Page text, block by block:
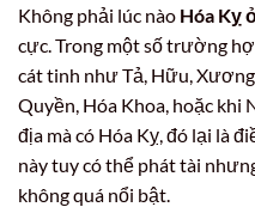
Không phải lúc nào Hóa Kỵ
cực. Trong một số trường
cát tinh như Tả, Hữu,
Quyền, Hóa Khoa, hoặc
địa mà có Hóa Kỵ, đó lại là
này tuy có thể phát tài
không quá nổi bật.